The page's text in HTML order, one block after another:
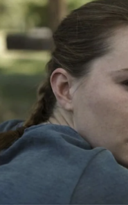
Facebook